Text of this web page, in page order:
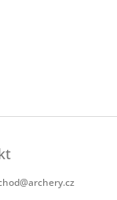
@archery.cz